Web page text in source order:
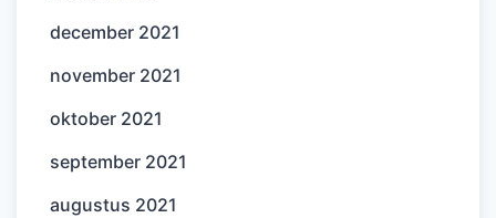
december 2021
november 2021
oktober 2021
september 2021
augustus 2021